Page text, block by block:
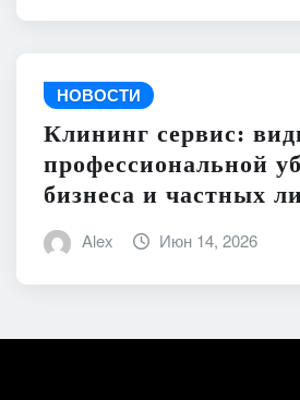
НОВОСТИ
Клининг сервис:
профессиональной
бизнеса и частных
Alex Июн 14, 2026